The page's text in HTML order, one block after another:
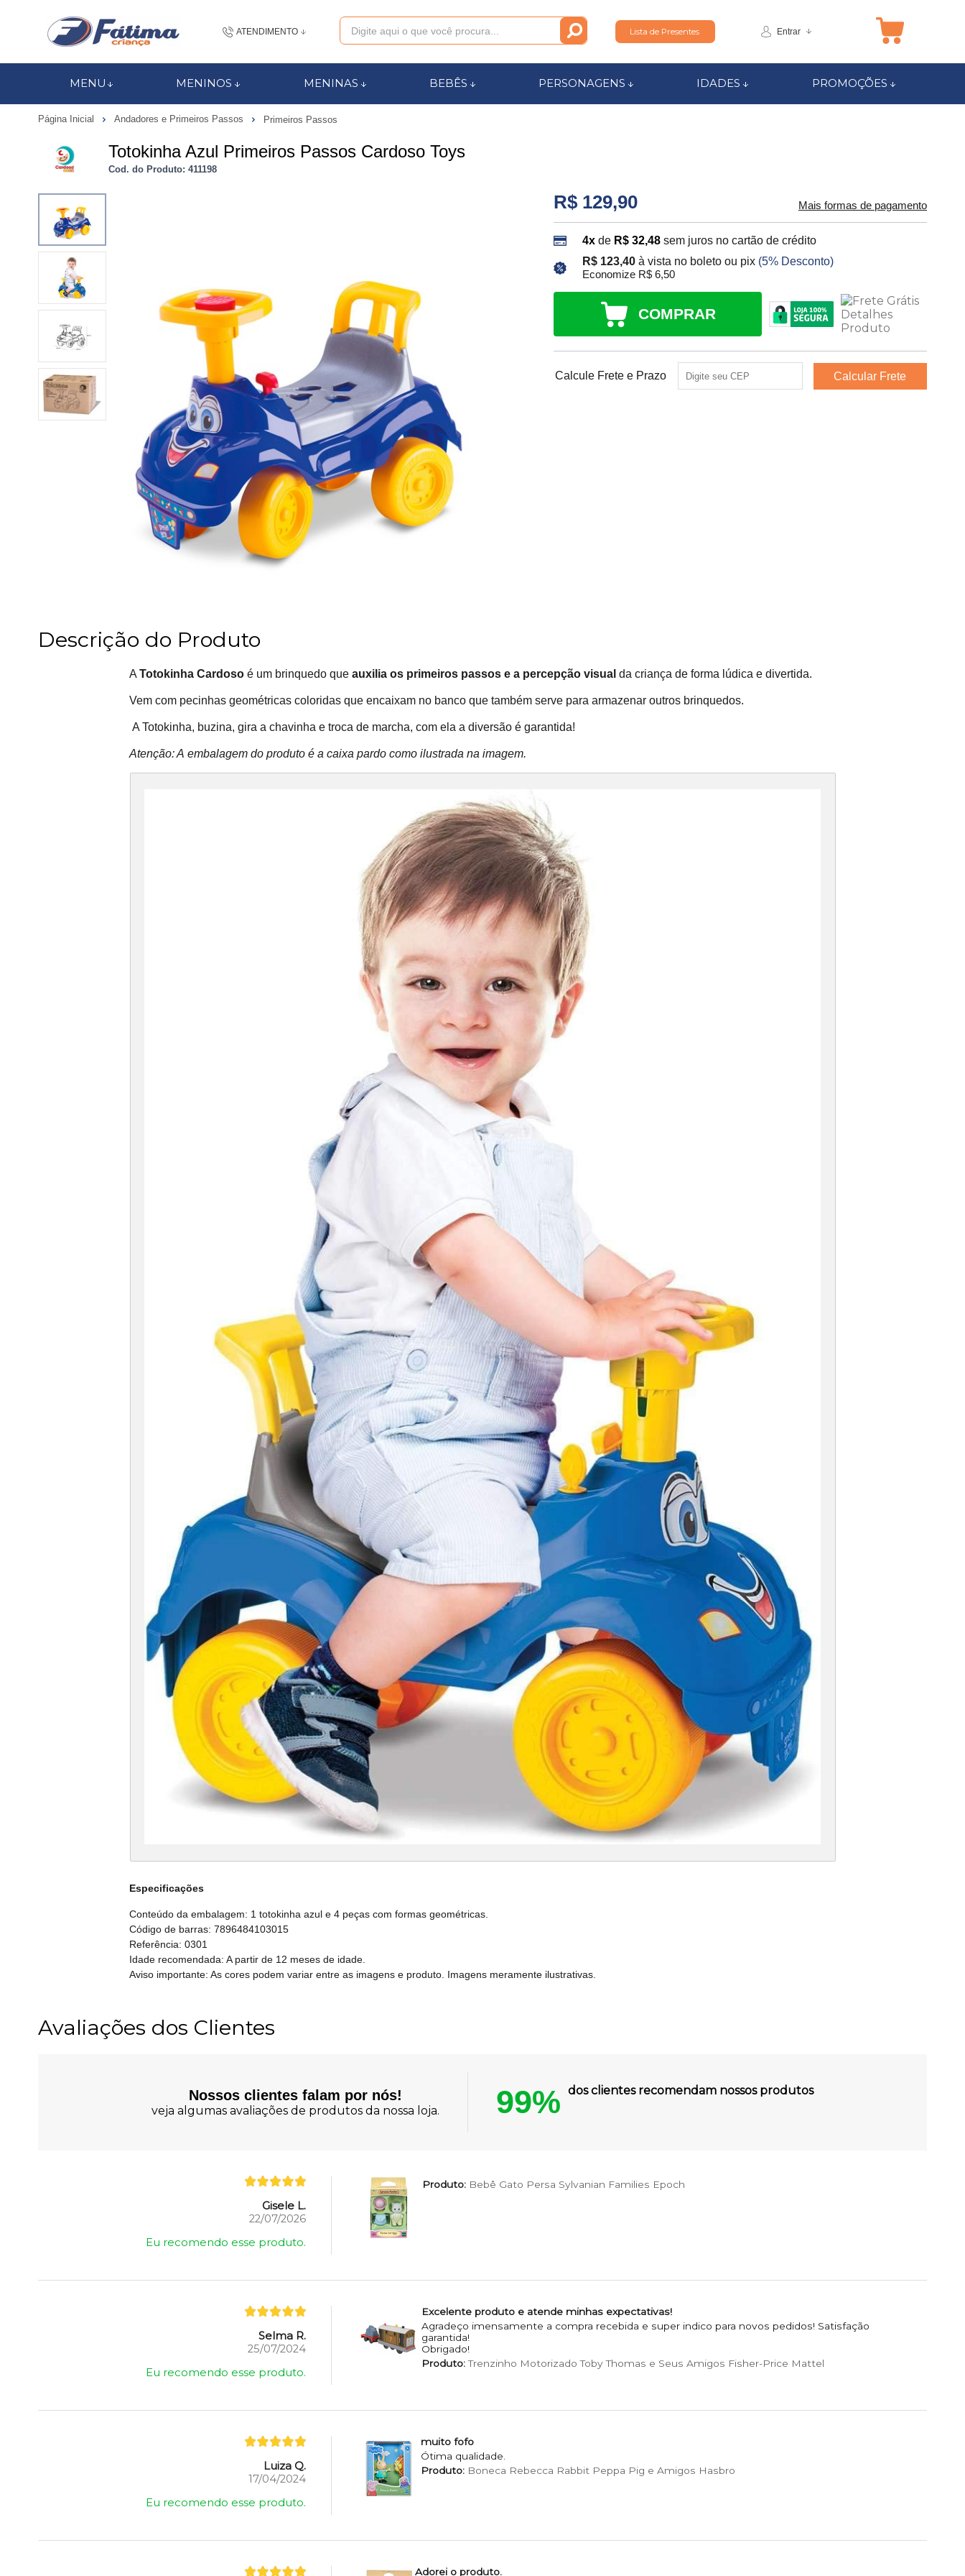
ATENDIMENTO Lista de Presentes Entrar
MENU MENINOS MENINAS BEBÊS PERSONAGENS IDADES PROMOÇÕES
Página Inicial Andadores e Primeiros Passos Primeiros Passos
Totokinha Azul Primeiros Passos Cardoso Toys
Cod. do Produto: 411198
R$ 129,90 Mais formas de pagamento
4x de R$ 32,48 sem juros no cartão de crédito
R$ 123,40à vista no boleto ou pix (5% Desconto)
Economize R$ 6,50
COMPRAR
Calcule Frete e Prazo
Descrição do Produto
ATotokinha Cardoso é um brinquedo que auxilia os primeiros passos e a percepção visual da criança de forma lúdica e divertida.
Vem com pecinhas geométricas coloridas que encaixam no banco que também serve para armazenar outros brinquedos.
A Totokinha, buzina, gira a chavinha e troca de marcha, com ela a diversão é garantida!
Atenção: A embalagem do produto é a caixa pardo como ilustrada na imagem.
Especificações
Conteúdo da embalagem: 1 totokinha azul e 4 peças com formas geométricas.
Código de barras: 7896484103015
Referência: 0301
Idade recomendada: A partir de 12 meses de idade.
Aviso importante: As cores podem variar entre as imagens e produto. Imagens meramente ilustrativas.
Avaliações dos Clientes
Nossos clientes falam por nós!
veja algumas avaliações de produtos da nossa loja. 99% dos clientes recomendam nossos produtos
Gisele L.
22/07/2026
Eu recomendo esse produto.
Produto:Bebê Gato Persa Sylvanian Families Epoch
Selma R.
25/07/2024
Eu recomendo esse produto.
Excelente produto e atende minhas expectativas!
Agradeço imensamente a compra recebida e super indico para novos pedidos! Satisfação
garantida!
Obrigado!
Produto:Trenzinho Motorizado Toby Thomas e Seus Amigos Fisher-Price Mattel
Luiza Q.
17/04/2024
Eu recomendo esse produto.
muito fofo
Ótima qualidade.
Produto:Boneca Rebecca Rabbit Peppa Pig e Amigos Hasbro
Adorei o produto.